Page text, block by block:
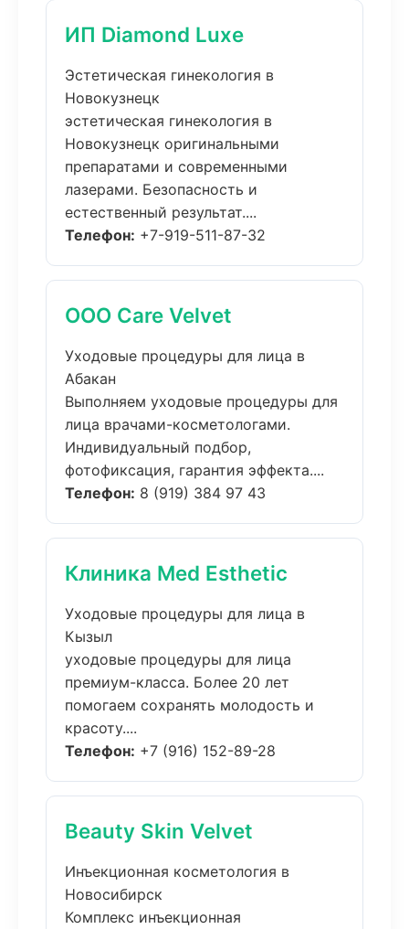
ИП Diamond Luxe
Эстетическая гинекология в
Новокузнецк
эстетическая гинекология в
Новокузнецк оригинальными
препаратами и современными
лазерами. Безопасность и
естественный результат....
Телефон: +7-919-511-87-32
ООО Care Velvet
Уходовые процедуры для лица в
Абакан
Выполняем уходовые процедуры для
лица врачами-косметологами.
Индивидуальный подбор,
фотофиксация, гарантия эффекта....
Телефон: 8 (919) 384 97 43
Клиника Med Esthetic
Уходовые процедуры для лица в
Кызыл
уходовые процедуры для лица
премиум-класса. Более 20 лет
помогаем сохранять молодость и
красоту....
Телефон: +7 (916) 152-89-28
Beauty Skin Velvet
Инъекционная косметология в
Новосибирск
Комплекс инъекционная